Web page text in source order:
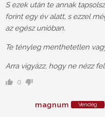
S ezek után te annak
forint egy év alatt, s ezzel
az egész unióban.
Te tényleg menthetetlen
Arra vigyázz, hogy ne nézz fel.
0
magnum Vendég